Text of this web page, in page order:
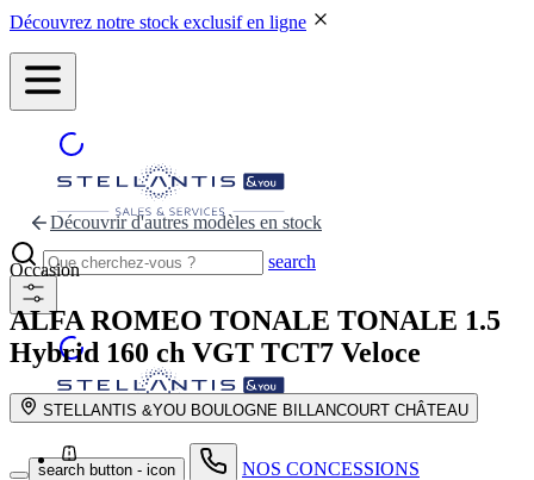
Découvrez notre stock exclusif en ligne
search
search button - icon NOS CONCESSIONS
Découvrir d'autres modèles en stock
Occasion
ALFA ROMEO TONALE TONALE 1.5
Hybrid 160 ch VGT TCT7 Veloce
STELLANTIS &YOU BOULOGNE BILLANCOURT CHÂTEAU